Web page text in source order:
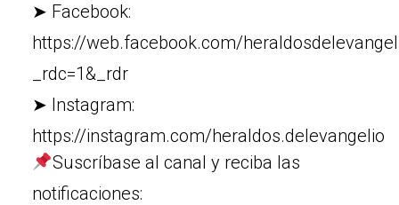
➤ Facebook:
https://web.facebook.com/
_rdc=1&_rdr
➤ Instagram:
https://instagram.com/heraldos.delevangelio
Suscríbase al canal y reciba las
notificaciones: